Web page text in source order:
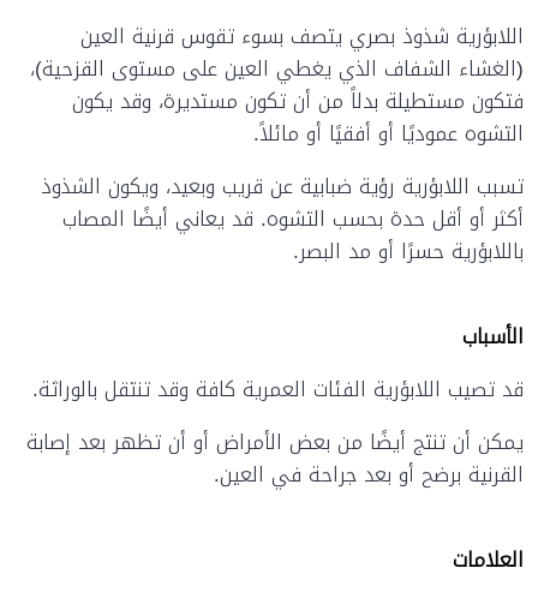
اللابؤرية شذوذ بصري يتصف بسوء تقوس قرنية العين
(الغشاء الشفاف الذي يغطي العين على مستوى القزحية)،
فتكون مستطيلة بدلاً من أن تكون مستديرة، وقد يكون
التشوه عموديًا أو أفقيًا أو مائلاً.
تسبب اللابؤرية رؤية ضبابية عن قريب وبعيد، ويكون الشذوذ
أكثر أو أقل حدة بحسب التشوه. قد يعاني أيضًا المصاب
باللابؤرية حسرًا أو مد البصر.
الأسباب
قد تصيب اللابؤرية الفئات العمرية كافة وقد تنتقل بالوراثة.
يمكن أن تنتج أيضًا من بعض الأمراض أو أن تظهر بعد إصابة
القرنية برضح أو بعد جراحة في العين.
العلامات